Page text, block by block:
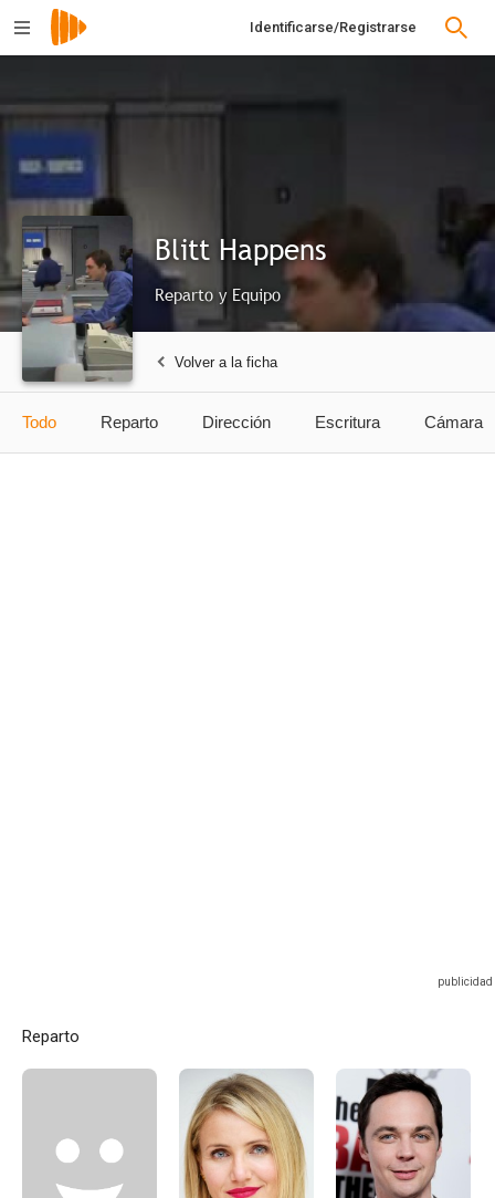
Identificarse/Registrarse
Blitt Happens
Reparto y Equipo
Volver a la ficha
Todo Reparto Dirección Escritura Cámara
Reparto